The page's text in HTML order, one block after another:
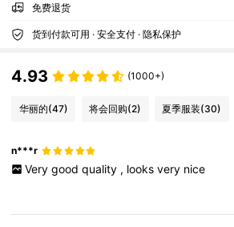
免费退货
货到付款可用 · 安全支付 · 隐私保护
4.93 (1000+)
华丽的(47) 将会回购(2) 夏季服装(30)
n***r
Very good quality , looks very nice